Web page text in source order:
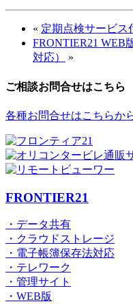
« 定期点検サービス
FRONTIER21 WEB
対応）
»
ご相談お問合せはこちら
各種お問合せはこちらか
FRONTIER21
・データ共有
・クラウドストレージ
・電子帳簿保存法対応
・テレワーク
・管理サイト
・WEB版